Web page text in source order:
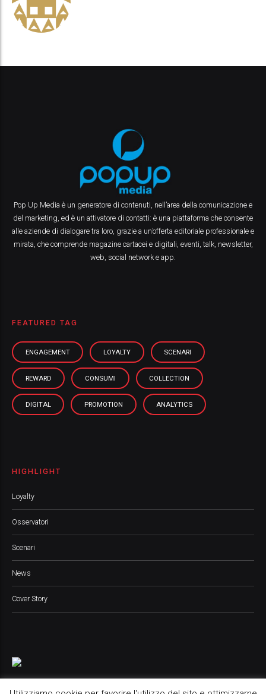
Pop Up Media è un generatore di contenuti, nell’area della comunicazione e
del marketing, ed è un attivatore di contatti: è una piattaforma che consente
alle aziende di dialogare tra loro, grazie a un’offerta editoriale professionale e
mirata, che comprende magazine cartacei e digitali, eventi, talk, newsletter,
web, social network e app.
FEATURED TAG
ENGAGEMENT LOYALTY SCENARI
REWARD CONSUMI COLLECTION
DIGITAL PROMOTION ANALYTICS
HIGHLIGHT
Loyalty
Osservatori
Scenari
News
Cover Story